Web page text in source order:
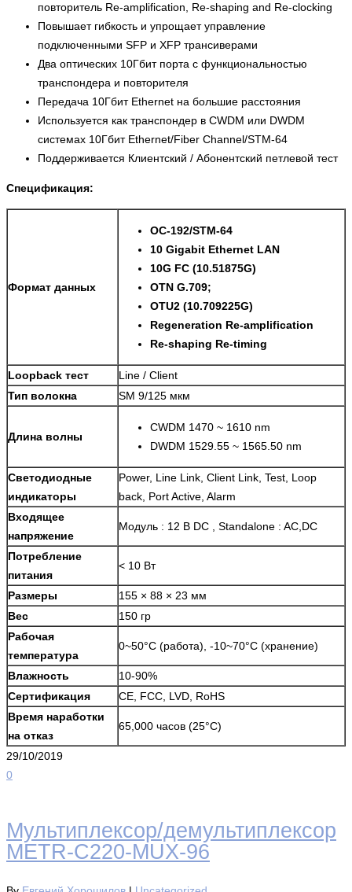
повторитель Re-amplification, Re-shaping and Re-clocking
Повышает гибкость и упрощает управление
подключенными SFP и XFP трансиверами
Два оптических 10Гбит порта с функциональностью
транспондера и повторителя
Передача 10Гбит Ethernet на большие расстояния
Используется как транспондер в CWDM или DWDM
системах 10Гбит Ethernet/Fiber Channel/STM-64
Поддерживается Клиентский / Абонентский петлевой тест
Спецификация:
Формат данных
OC-192/STM-64
10 Gigabit Ethernet LAN
10G FC (10.51875G)
OTN G.709;
OTU2 (10.709225G)
Regeneration Re-amplification
Re-shaping Re-timing
Loopback тест
Line / Client
Тип волокна
SM 9/125 мкм
Длина волны
CWDM 1470 ~ 1610 nm
DWDM 1529.55 ~ 1565.50 nm
Светодиодные
индикаторы
Power, Line Link, Client Link, Test, Loop
back, Port Active, Alarm
Входящее
напряжение
Модуль : 12 В DC , Standalone : AC,DC
Потребление
питания
< 10 Вт
Размеры
155 × 88 × 23 мм
Вес
150 гр
Рабочая
температура
0~50°C (работа), -10~70°C (хранение)
Влажность
10-90%
Сертификация
CE, FCC, LVD, RoHS
Время наработки
на отказ
65,000 часов (25°C)
29/10/2019
0
Мультиплексор/демультиплексор
METR-C220-MUX-96